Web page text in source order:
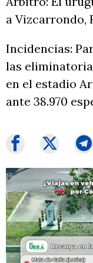
a Vizcarrondo,
Incidencias:
las
en el estadio
ante 38.970